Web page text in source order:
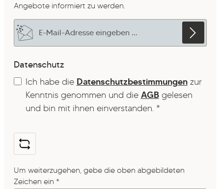
Angebote informiert zu werden.
E-Mail-Adresse*
Datenschutz
Ich habe die Datenschutzbestimmungenzur
Kenntnis genommen und die AGBgelesen
und bin mit ihnen einverstanden. *
Um weiterzugehen, gebe die oben abgebildeten
Zeichen ein *